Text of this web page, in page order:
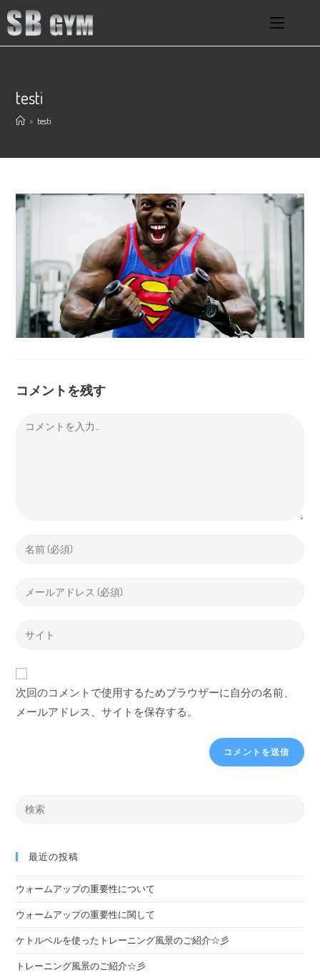
testi
> testi
コメントを残す
次回のコメントで使用するためブラウザーに自分の名前、
メールアドレス、サイトを保存する。
最近の投稿
ウォームアップの重要性について
ウォームアップの重要性に関して
ケトルベルを使ったトレーニング風景のご紹介☆彡
トレーニング風景のご紹介☆彡